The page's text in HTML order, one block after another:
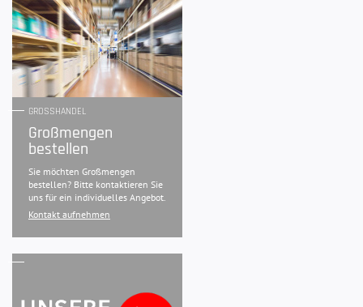
GROSSHANDEL
Großmengen
bestellen
Sie möchten Großmengen
bestellen? Bitte kontaktieren Sie
uns für ein individuelles Angebot.
Kontakt aufnehmen